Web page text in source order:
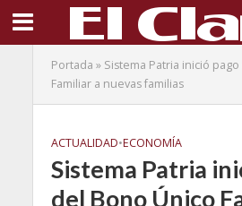
Portada » Sistema Patria inició
Familiar a nuevas familias
ACTUALIDAD•ECONOMÍA
Sistema Patria
del Bono Único